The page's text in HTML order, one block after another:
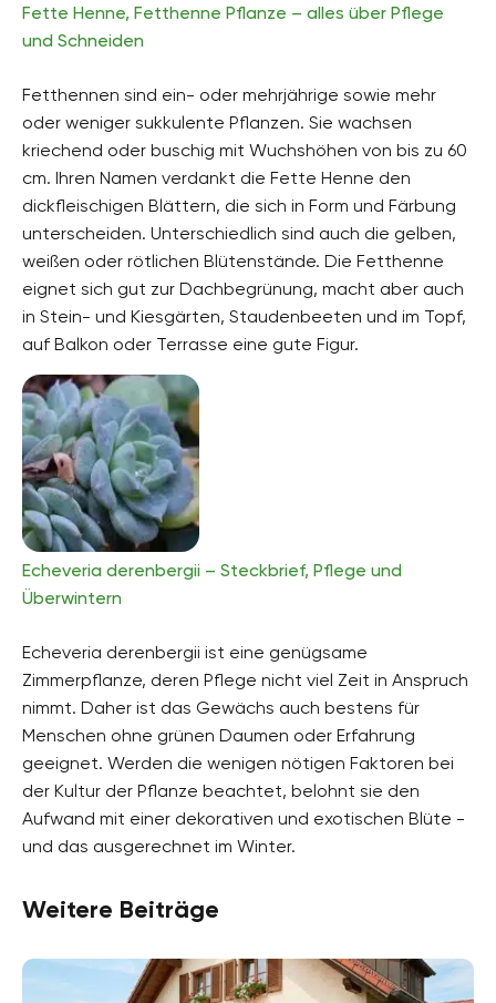
Fette Henne, Fetthenne Pflanze – alles über Pflege
und Schneiden
Fetthennen sind ein- oder mehrjährige sowie mehr
oder weniger sukkulente Pflanzen. Sie wachsen
kriechend oder buschig mit Wuchshöhen von bis zu 60
cm. Ihren Namen verdankt die Fette Henne den
dickfleischigen Blättern, die sich in Form und Färbung
unterscheiden. Unterschiedlich sind auch die gelben,
weißen oder rötlichen Blütenstände. Die Fetthenne
eignet sich gut zur Dachbegrünung, macht aber auch
in Stein- und Kiesgärten, Staudenbeeten und im Topf,
auf Balkon oder Terrasse eine gute Figur.
Echeveria derenbergii – Steckbrief, Pflege und
Überwintern
Echeveria derenbergii ist eine genügsame
Zimmerpflanze, deren Pflege nicht viel Zeit in Anspruch
nimmt. Daher ist das Gewächs auch bestens für
Menschen ohne grünen Daumen oder Erfahrung
geeignet. Werden die wenigen nötigen Faktoren bei
der Kultur der Pflanze beachtet, belohnt sie den
Aufwand mit einer dekorativen und exotischen Blüte -
und das ausgerechnet im Winter.
Weitere Beiträge